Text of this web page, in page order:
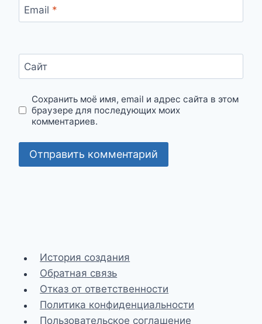
Email *
Сайт
Сохранить моё имя, email и адрес сайта в этом
браузере для последующих моих
комментариев.
История создания
Обратная связь
Отказ от ответственности
Политика конфиденциальности
Пользовательское соглашение